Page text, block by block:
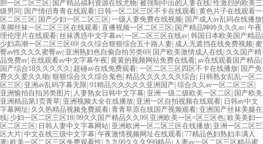
胆一区二区三区| 国产精品福利资源在线尤物| 被强制中出的人妻在线| 性激烈的欧美三
级男同| 国产情侣青青在线观看| 日韩一区二区三区不卡在线观看| 黄色片子在线观看一
区二区三区| 国产少妇一区二区三区| 一级人妻免费在线视频| 国产成人av乱码在线播放|
美脚丝袜一区二区三区在线观看| 直播视频一区二区三区| 国产精品呻吟久久久av| 午夜
理伦理片在线观看| 丝袜诱惑中文字幕av| 一区二区三区在线av| 韩国日本欧美国产精品|
少妇高潮一区二区三区69| 久久综合狠狠综合五十路人妻| 成人无遮挡在线免费视频| 蜜
臀av性久久久蜜臀av| 亚洲熟妇色自偷自拍另类69| 国产欧美激情成人在线| 久久国产精
品免费av| 在线观看av中文字幕午夜| 黄黄的视频网站免费在线看| av在线观看国产精品|
国产综合18久久久久久 | 超碰av在线免费观看| 一区二区三区四区不卡在线播放| 国产免
费久久爱久久啪| 狠狠综合久久综合鬼色| 精品久久久久久久综合| 日韩熟女乱乱一区二
区三区| 亚洲av乱码字幕无限| 91精品久久久久久亚洲国产| 综合久久av一区二区三区|
亚洲愉拍自拍另类图片| 人妻熟女日韩中文字幕| 亚洲一级二级欧美一区二区| 国产欧美
亚洲精品第1页青草| 亚洲视频大全在线播放| 亚洲一区自拍视频在线观看| 日韩av中文
字幕网址| 久久热精品视频免费观看| 青青草原在线国产视频观看| 亚洲国产丝袜美腿在
线| 少妇一区二区三区18| 99久久国产精品久久99| 亚洲欧美一区=区三区色| 欧美美妇一
区二区三区| 日韩人妻中文字幕网站| 亚洲欧洲一区二区三区在线播放| 亚洲一区二区三
区大片| 中文在线三级中文字幕| 午夜激情视频网址在线观看| 77精品色妇熟妇丰满人
妻| 欧美一区二区三区免费观看性| 九九99久久久999精品| 人妻av一区二区三区精品蜜